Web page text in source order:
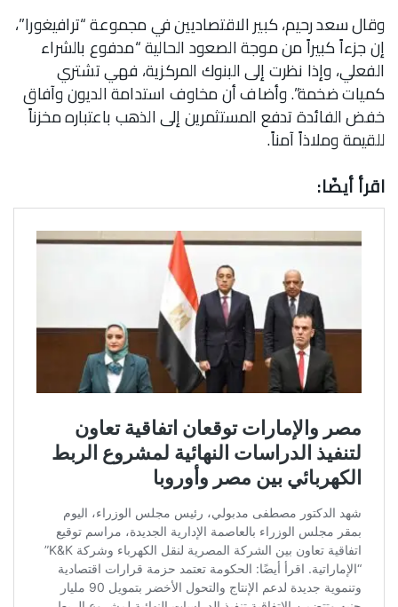
وقال سعد رحيم، كبير الاقتصاديين في مجموعة “ترافيغورا”،
إن جزءاً كبيراً من موجة الصعود الحالية “مدفوع بالشراء
الفعلي، وإذا نظرت إلى البنوك المركزية، فهي تشتري
كميات ضخمة”. وأضاف أن مخاوف استدامة الديون وآفاق
خفض الفائدة تدفع المستثمرين إلى الذهب باعتباره مخزناً
للقيمة وملاذاً آمناً.
اقرأ أيضًا: